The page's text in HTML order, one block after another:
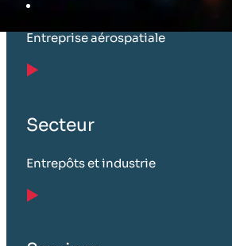
Entreprise aérospatiale
Secteur
Entrepôts et industrie